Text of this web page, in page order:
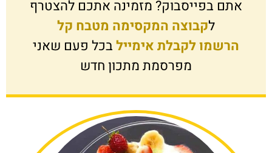
אתם בפייסבוק? מזמינה אתכם להצטרף
לקבוצה המקסימה מטבח קל
הרשמו לקבלת אימיילבכל פעם שאני
מפרסמת מתכון חדש